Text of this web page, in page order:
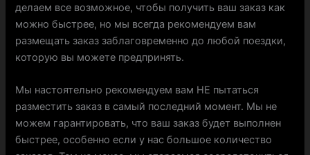
делаем все возможное, чтобы получить ваш заказ как
можно быстрее, но мы всегда рекомендуем вам
размещать заказ заблаговременно до любой поездки,
которую вы можете предпринять.
Мы настоятельно рекомендуем вам НЕ пытаться
разместить заказ в самый последний момент. Мы не
можем гарантировать, что ваш заказ будет выполнен
быстрее, особенно если у нас большое количество